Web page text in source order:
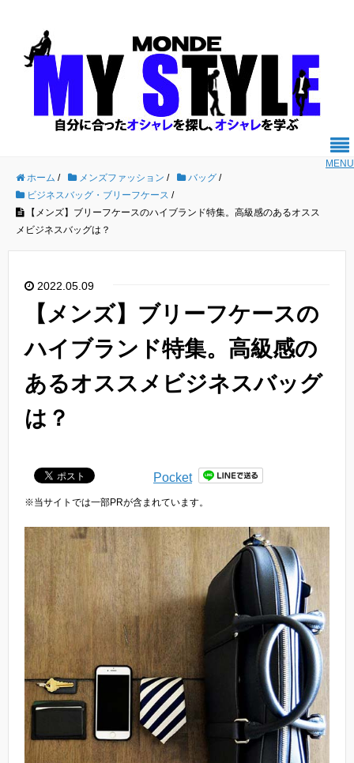
MENU
ホーム / メンズファッション / バッグ /
ビジネスバッグ・ブリーフケース /
【メンズ】ブリーフケースのハイブランド特集。高級感のあるオスス
メビジネスバッグは？
2022.05.09
【メンズ】ブリーフケースの
ハイブランド特集。高級感の
あるオススメビジネスバッグ
は？
Pocket
※当サイトでは一部PRが含まれています。